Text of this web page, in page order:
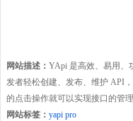
网站描述： YApi 是高效、易用、
发者轻松创建、发布、维护 API
的点击操作就可以实现接口的管理
网站标签： yapi pro